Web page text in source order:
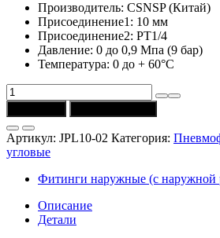
Производитель: CSNSP (Китай)
Присоединение1: 10 мм
Присоединение2: РТ1/4
Давление: 0 до 0,9 Мпа (9 бар)
Температура: 0 до + 60°C
Количество
товара
Фитинг
JPL10-
02
угловой
латунный
Артикул: JPL10-02 Категория:
угловые
Фитинги наружные (с наружной
Описание
Детали